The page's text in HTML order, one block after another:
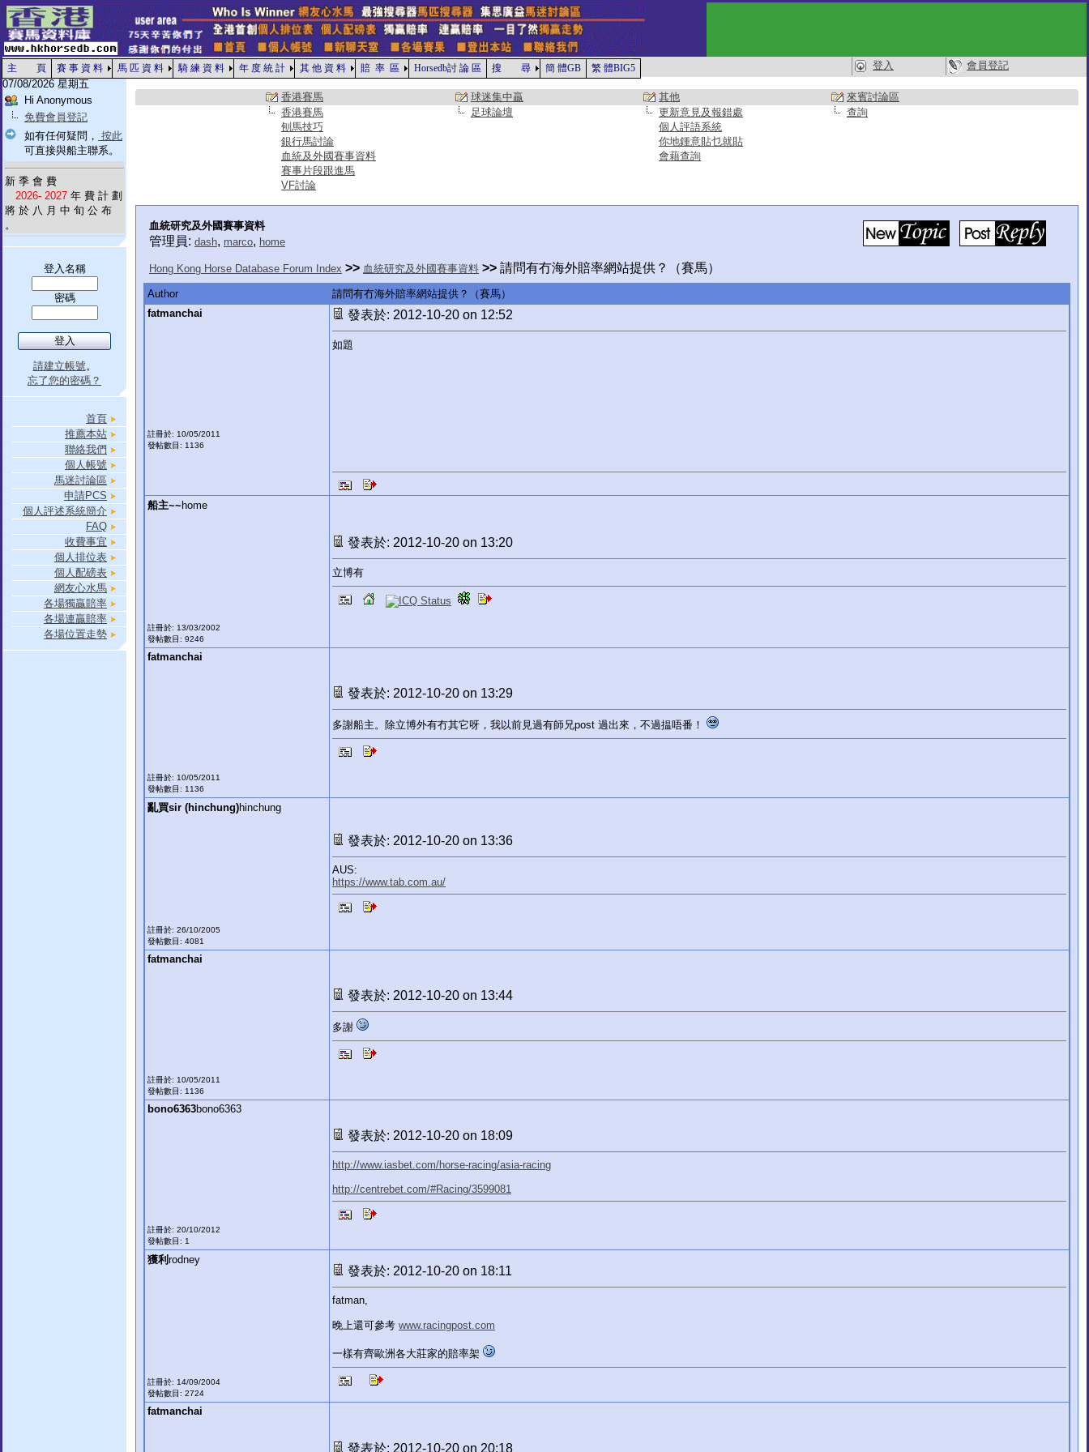
主 頁 賽 事 資 料 馬 匹 資 料 騎 練 資 料 年 度 統 計 其 他 資 料 賠 率 區 Horsedb討 論 區 搜 尋 簡 體GB 繁 體BIG5 登入
會員登記
07/08/2026 星期五
Hi Anonymous
免費會員登記
如有任何疑問， 按此
可直接與船主聯系。
新 季 會 費
2026- 2027 年 費 計 劃
將 於 八 月 中 旬 公 布
。
登入名稱
密碼
請建立帳號。
忘了您的密碼？
首頁
推薦本站
聯絡我們
個人帳號
馬迷討論區
申請PCS
個人評述系統簡介
FAQ
收費事宜
個人排位表
個人配磅表
網友心水馬
各場獨贏賠率
各場連贏賠率
各場位置走勢
香港賽馬 球迷集中贏 其他
來賓討論區
香港賽馬
足球論壇 更新意見及報錯處
查詢
刨馬技巧
個人評語系統
銀行馬討論
你地鍾意貼乜就貼
血統及外國賽事資料
會藉查詢
賽事片段跟進馬
VF討論
血統研究及外國賽事資料
管理員: dash, marco, home
Hong Kong Horse Database Forum Index >> 血統研究及外國賽事資料 >> 請問有冇海外賠率網站提供？（賽馬）
Author
請問有冇海外賠率網站提供？（賽馬）
fatmanchai
註冊於: 10/05/2011
發帖數目: 1136
發表於: 2012-10-20 on 12:52
如題
船主~~ home
註冊於: 13/03/2002
發帖數目: 9246
發表於: 2012-10-20 on 13:20
立博有
fatmanchai
註冊於: 10/05/2011
發帖數目: 1136
發表於: 2012-10-20 on 13:29
多謝船主。除立博外有冇其它呀，我以前見過有師兄post 過出來，不過揾唔番！
亂買sir (hinchung)hinchung
註冊於: 26/10/2005
發帖數目: 4081
發表於: 2012-10-20 on 13:36
AUS:
https://www.tab.com.au/
fatmanchai
註冊於: 10/05/2011
發帖數目: 1136
發表於: 2012-10-20 on 13:44
多謝
bono6363bono6363
註冊於: 20/10/2012
發帖數目: 1
發表於: 2012-10-20 on 18:09
http://www.iasbet.com/horse-racing/asia-racing
http://centrebet.com/#Racing/3599081
獲利 rodney
註冊於: 14/09/2004
發帖數目: 2724
發表於: 2012-10-20 on 18:11
fatman,
晚上還可參考 www.racingpost.com
一樣有齊歐洲各大莊家的賠率架
fatmanchai
發表於: 2012-10-20 on 20:18